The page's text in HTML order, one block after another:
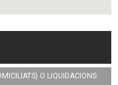
O LIQUIDACIONS